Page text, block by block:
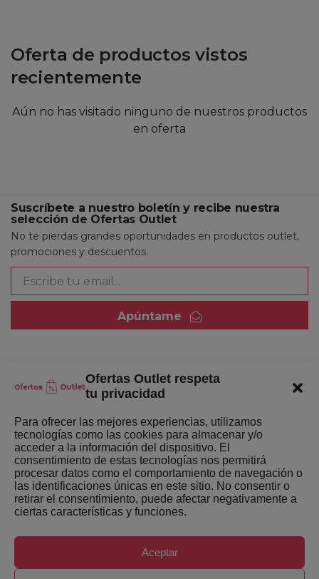
Ofertas Outlet respeta
tu privacidad
Para ofrecer las mejores experiencias, utilizamos
tecnologías como las cookies para almacenar y/o
acceder a la información del dispositivo. El
consentimiento de estas tecnologías nos permitirá
procesar datos como el comportamiento de navegación o
las identificaciones únicas en este sitio. No consentir o
retirar el consentimiento, puede afectar negativamente a
ciertas características y funciones.
Aceptar
Oferta de productos vistos
recientemente
Aún no has visitado ninguno de nuestros productos
en oferta
Suscríbete a nuestro boletín y recibe nuestra
selección de Ofertas Outlet
No te pierdas grandes oportunidades en productos outlet,
promociones y descuentos.
Apúntame
Quienes somos
Últimas Novedades
Mejores ofertas de la semana